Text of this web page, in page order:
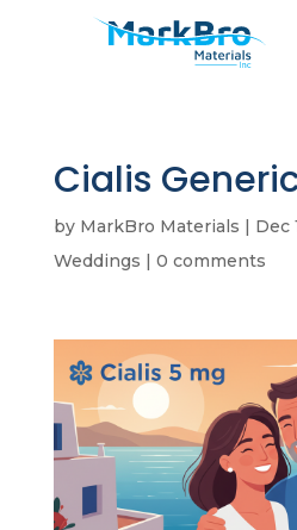
Cialis
by MarkBro Materials | Dec
Weddings | 0 comments